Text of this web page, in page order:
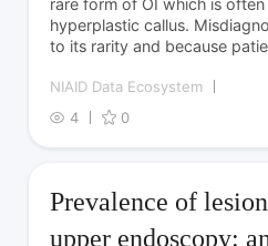
hyperplastic callus.
to its rarity and because
NIAID Data Ecosystem
4
0
Prevalence of
upper endoscopy: